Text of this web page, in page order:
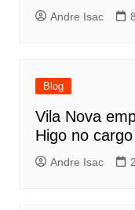
Andre Isac
Blog
Vila Nova
Higo no cargo
Andre Isac